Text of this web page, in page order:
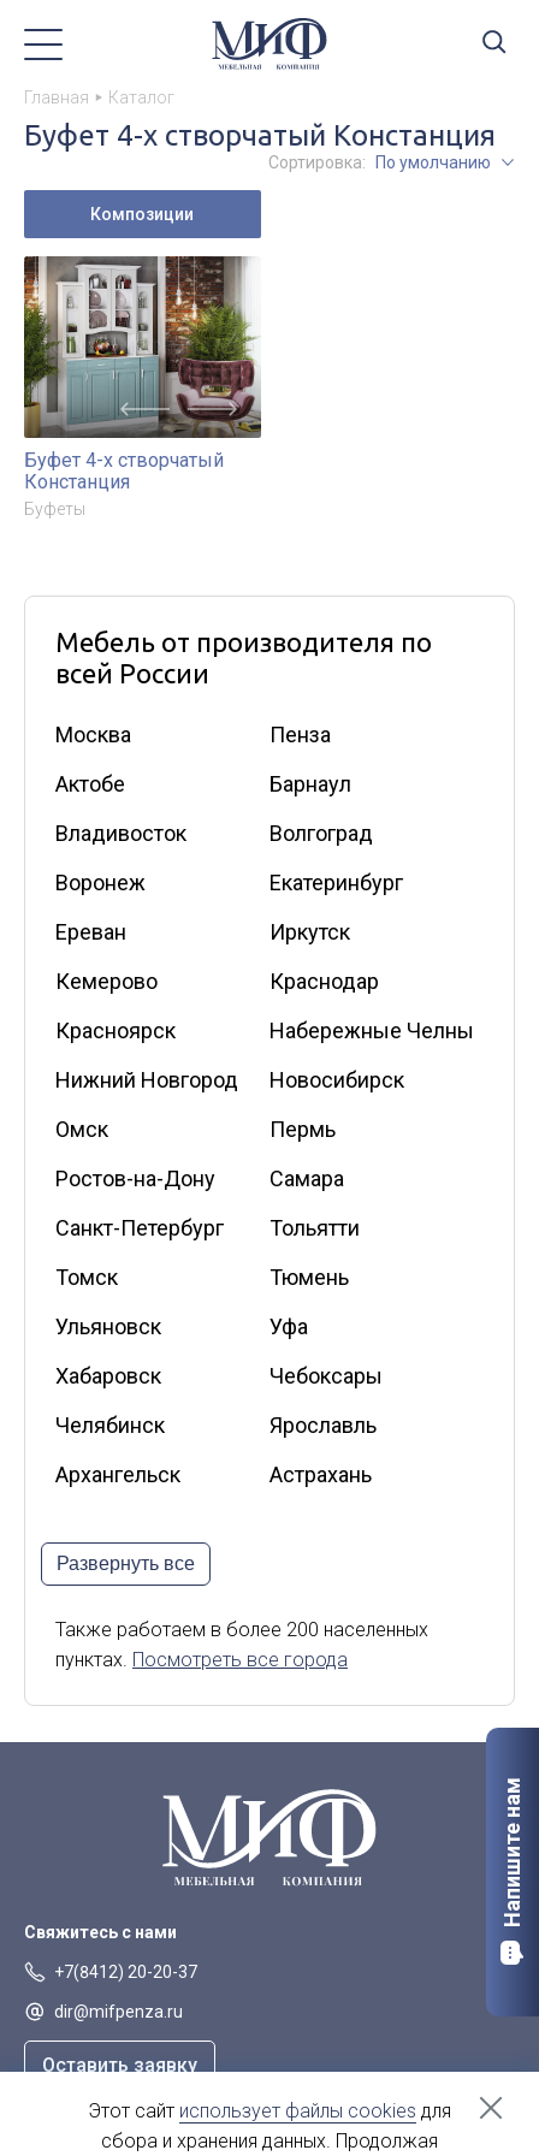
Главная Каталог
Буфет 4-х створчатый Констанция
Сортировка: По умолчанию
Композиции
Буфет 4-х створчатый
Констанция
Буфеты
Мебель от производителя по
всей России
Москва
Пенза
Актобе
Барнаул
Владивосток
Волгоград
Воронеж
Екатеринбург
Ереван
Иркутск
Кемерово
Краснодар
Красноярск
Набережные Челны
Нижний Новгород
Новосибирск
Омск
Пермь
Ростов-на-Дону
Самара
Санкт-Петербург
Тольятти
Томск
Тюмень
Ульяновск
Уфа
Хабаровск
Чебоксары
Челябинск
Ярославль
Архангельск
Астрахань
Калининград
Киров
Курск
Липецк
Мурманск
Тверь
Развернуть все
Также работаем в более 200 населенных
пунктах. Посмотреть все города
Свяжитесь с нами
+7(8412) 20-20-37
dir@mifpenza.ru
Оставить заявку
Напишите нам
Этот сайт использует файлы cookies для
сбора и хранения данных. Продолжая